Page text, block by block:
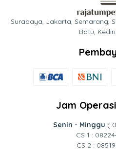
Surabaya, Jakarta, Semarang,
Batu,
Jam
Senin - Minggu (
CS 1 :
CS 2 :